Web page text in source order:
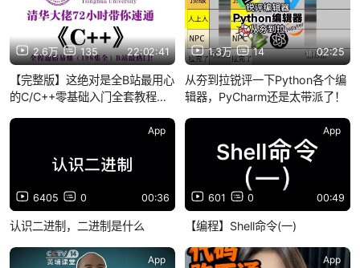
2.6万 135 22:02:41
【完整版】这绝对是全B站最用心
的C/C++零基础入门全套教程，
1.3万 14 02:25
从夯到拉锐评一下Python各个编
辑器，PyCharm还是太带派了！
6405 0 00:36
App
认识二进制，二进制是什么
601 0 00:49
App
【编程】Shell命令(一)
App App